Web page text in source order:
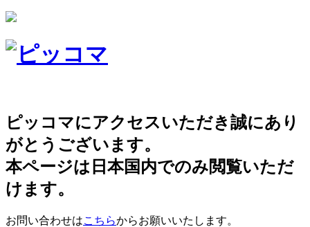
ピッコマにアクセスいただき誠にあり
がとうございます。
本ページは日本国内でのみ閲覧いただ
けます。
お問い合わせはこちらからお願いいたします。